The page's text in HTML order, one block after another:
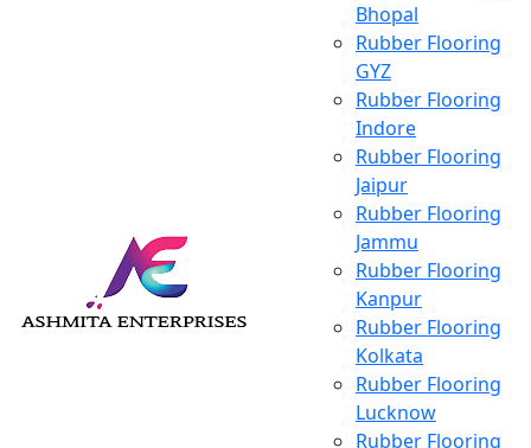
Bhopal
Rubber Flooring
GYZ
Rubber Flooring
Indore
Rubber Flooring
Jaipur
Rubber Flooring
Jammu
Rubber Flooring
Kanpur
Rubber Flooring
Kolkata
Rubber Flooring
Lucknow
Rubber Flooring